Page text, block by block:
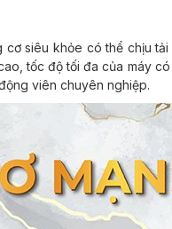
siêu khỏe có thể chịu
tốc độ tối đa của máy
viên chuyên nghiệp.